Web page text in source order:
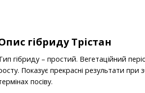
гібриду Трістан
гібриду – простий. Вегетаційний
Показує прекрасні результати
посіву.